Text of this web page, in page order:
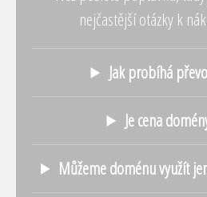
nejčastější otázky k
Jak probíhá
Je cena
Můžeme doménu využít